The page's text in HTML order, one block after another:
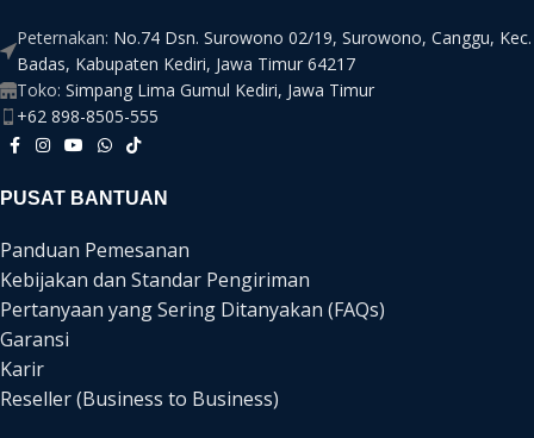
Peternakan: No.74 Dsn. Surowono 02/19, Surowono, Canggu, Kec.
Badas, Kabupaten Kediri, Jawa Timur 64217
Toko: Simpang Lima Gumul Kediri, Jawa Timur
+62 898-8505-555
PUSAT BANTUAN
Panduan Pemesanan
Kebijakan dan Standar Pengiriman
Pertanyaan yang Sering Ditanyakan (FAQs)
Garansi
Karir
Reseller (Business to Business)